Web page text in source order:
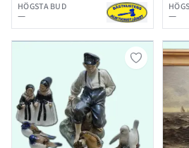
HÖGSTA BUD
— —